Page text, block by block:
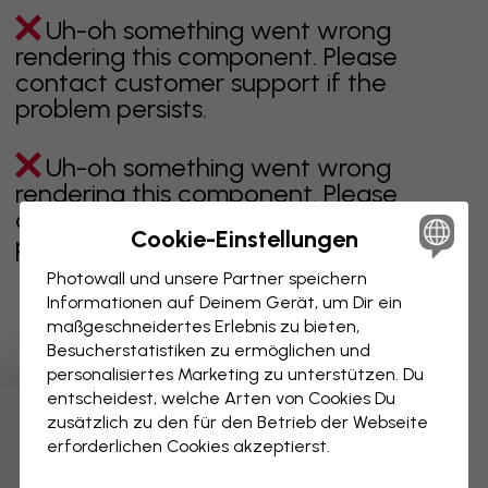
Uh-oh something went wrong
rendering this component. Please
contact customer support if the
problem persists.
Uh-oh something went wrong
rendering this component. Please
contact customer support if the
problem persists.
Zeigt Seite 1 von 9 Seiten
Weitere Kategorien entdecken
Cookie-Einstellungen
Photowall und unsere Partner speichern
Informationen auf Deinem Gerät, um Dir ein
maßgeschneidertes Erlebnis zu bieten,
Besucherstatistiken zu ermöglichen und
personalisiertes Marketing zu unterstützen. Du
entscheidest, welche Arten von Cookies Du
zusätzlich zu den für den Betrieb der Webseite
erforderlichen Cookies akzeptierst.